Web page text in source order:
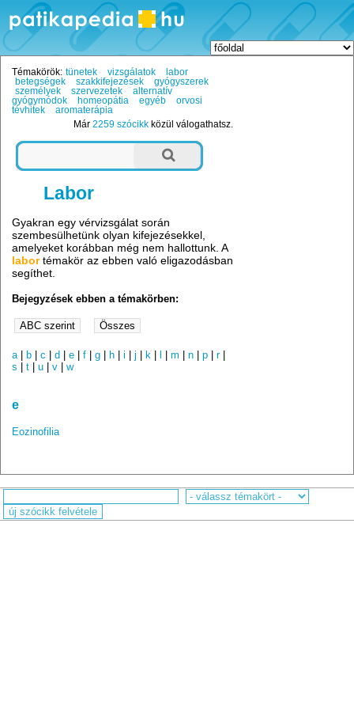
Témakörök: tünetek vizsgálatok
labor
betegségek
szakkifejezések
gyógyszerek
személyek
szervezetek
alternatív
gyógymódok
homeopátia egyéb
orvosi
tévhitek
aromaterápia
Már2259 szócikk közül válogathatsz.
Labor
Gyakran egy vérvizsgálat során
szembesülhetünk olyan kifejezésekkel,
amelyeket korábban még nem hallottunk. A
labortémakör az ebben való eligazodásban
segíthet.
Bejegyzések ebben a témakörben:
a| b |c |d |e |f |g h |i |j k |m |n |p |r|
s |t |u |v |w
e
Eozinofilia